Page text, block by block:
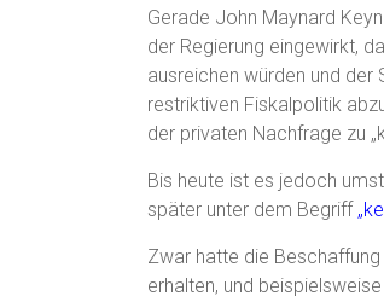
Gerade John Maynard
der Regierung eingewirkt,
ausreichen würden und der
restriktiven Fiskalpolitik
der privaten Nachfrage zu
Bis heute ist es jedoch
später unter dem Begriff
Zwar hatte die
erhalten, und